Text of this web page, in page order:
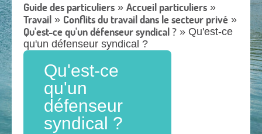
Guide des particuliers » Accueil particuliers »
Travail » Conflits du travail dans le secteur privé »
Qu'est-ce qu'un défenseur syndical ? » Qu'est-ce
qu'un défenseur syndical ?
Qu'est-ce
qu'un
défenseur
syndical ?